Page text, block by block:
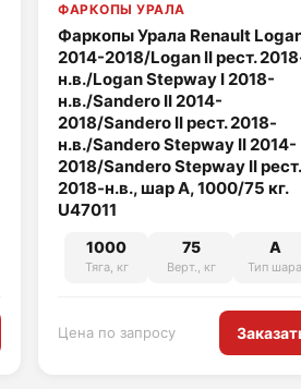
ФАРКОПЫ УРАЛА
Фаркопы Урала Renault
2014-2018/Logan II рест.
н.в./Logan Stepway I 2018-
н.в./Sandero II 2014-
2018/Sandero II рест. 2018-
н.в./Sandero Stepway II 2014-
2018/Sandero Stepway II рест.
2018-н.в., шар A, 1000/75 кг.
U47011
1000
Тяга, кг
75
Верт., кг
A
Тип шара
Цена по запросу